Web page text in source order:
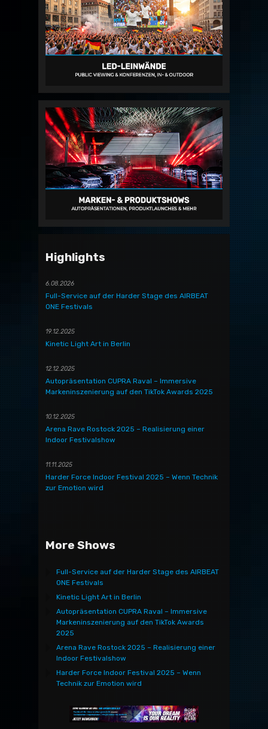
Highlights
6.08.2026
Full-Service auf der Harder Stage des AIRBEAT
ONE Festivals
19.12.2025
Kinetic Light Art in Berlin
12.12.2025
Autopräsentation CUPRA Raval – Immersive
Markeninszenierung auf den TikTok Awards 2025
10.12.2025
Arena Rave Rostock 2025 – Realisierung einer
Indoor Festivalshow
11.11.2025
Harder Force Indoor Festival 2025 – Wenn Technik
zur Emotion wird
More Shows
Full-Service auf der Harder Stage des AIRBEAT
ONE Festivals
Kinetic Light Art in Berlin
Autopräsentation CUPRA Raval – Immersive
Markeninszenierung auf den TikTok Awards
2025
Arena Rave Rostock 2025 – Realisierung einer
Indoor Festivalshow
Harder Force Indoor Festival 2025 – Wenn
Technik zur Emotion wird